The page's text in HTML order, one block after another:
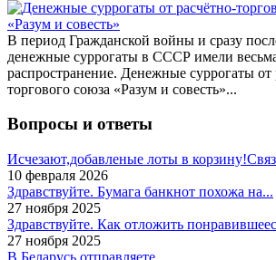
В период Гражданской войны и сразу
денежные суррогаты в СССР имели
распространение. Денежные суррогаты от
торгового союза «Разум и совесть»...
Вопросы и ответы
Исчезают,добавленые лоты в
10 февраля 2026
Здравствуйте. Бумага банкнот похожа на...
27 ноября 2025
Здравствуйте. Как отложить
27 ноября 2025